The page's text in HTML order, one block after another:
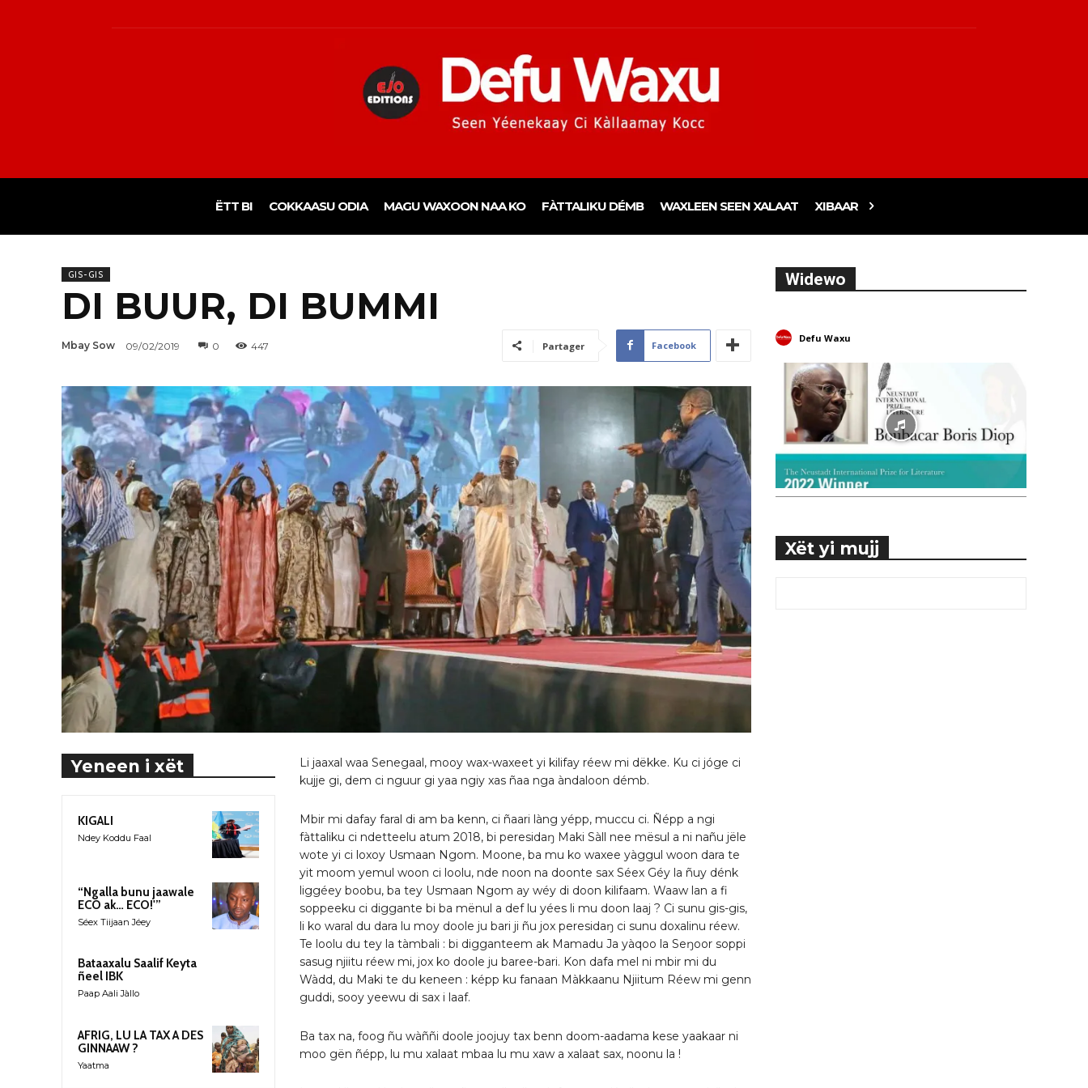
ËTT BI COKKAASU ODIA MAGU WAXOON NAA KO FÀTTALIKU DÉMB WAXLEEN SEEN XALAAT XIBAAR
GIS-GIS
DI BUUR, DI BUMMI
Mbay Sow 09/02/2019 0 447 Partager Facebook
Yeneen i xët
KIGALI
Ndey Koddu Faal
“Ngalla bunu jaawale
ECO ak… ECO!'”
Séex Tiijaan Jéey
Bataaxalu Saalif Keyta
ñeel IBK
Paap Aali Jàllo
AFRIG, LU LA TAX A DES
GINNAAW ?
Yaatma
Li jaaxal waa Senegaal, mooy wax-waxeet yi kilifay réew mi dëkke. Ku ci jóge ci
kujje gi, dem ci nguur gi yaa ngiy xas ñaa nga àndaloon démb.
Mbir mi dafay faral di am ba kenn, ci ñaari làng yépp, muccu ci. Ñépp a ngi
fàttaliku ci ndetteelu atum 2018, bi peresidaŋ Maki Sàll nee mësul a ni nañu jële
wote yi ci loxoy Usmaan Ngom. Moone, ba mu ko waxee yàggul woon dara te
yit moom yemul woon ci loolu, nde noon na doonte sax Séex Géy la ñuy dénk
liggéey boobu, ba tey Usmaan Ngom ay wéy di doon kilifaam. Waaw lan a fi
soppeeku ci diggante bi ba mënul a def lu yées li mu doon laaj ? Ci sunu gis-gis,
li ko waral du dara lu moy doole ju bari ji ñu jox peresidaŋ ci sunu doxalinu réew.
Te loolu du tey la tàmbali : bi digganteem ak Mamadu Ja yàqoo la Seŋoor soppi
sasug njiitu réew mi, jox ko doole ju baree-bari. Kon dafa mel ni mbir mi du
Wàdd, du Maki te du keneen : képp ku fanaan Màkkaanu Njiitum Réew mi genn
guddi, sooy yeewu di sax i laaf.
Ba tax na, foog ñu wàññi doole joojuy tax benn doom-aadama kese yaakaar ni
moo gën ñépp, lu mu xalaat mbaa lu mu xaw a xalaat sax, noonu la !
Widewo
Defu Waxu
Xët yi mujj